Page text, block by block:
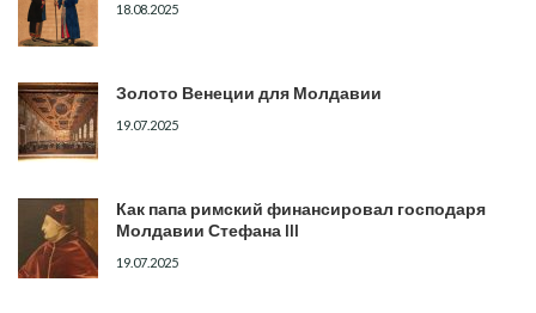
18.08.2025
Золото Венеции для Молдавии
19.07.2025
Как папа римский финансировал господаря
Молдавии Стефана III
19.07.2025